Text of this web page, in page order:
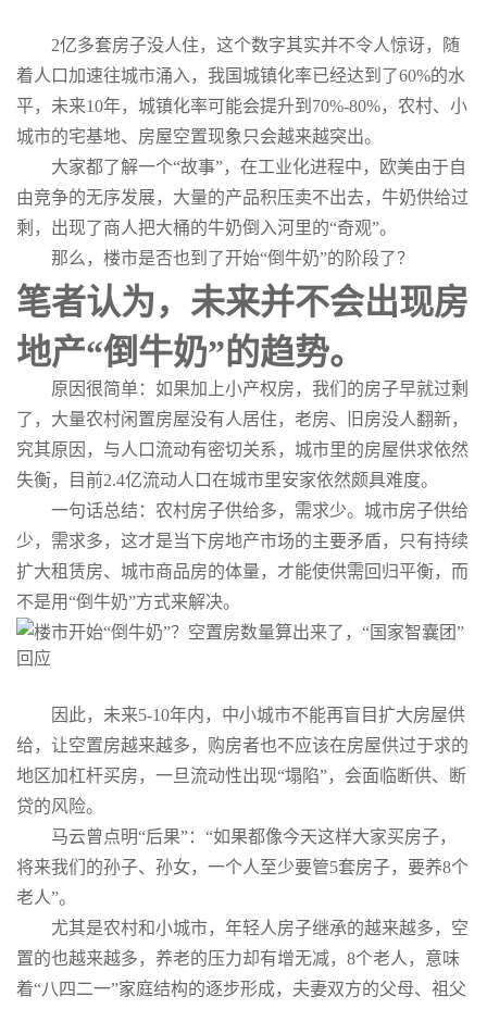
2亿多套房子没人住，这个数字其实并不令人惊讶，随
着人口加速往城市涌入，我国城镇化率已经达到了60%的水
平，未来10年，城镇化率可能会提升到70%-80%，农村、小
城市的宅基地、房屋空置现象只会越来越突出。
大家都了解一个“故事”，在工业化进程中，欧美由于自
由竞争的无序发展，大量的产品积压卖不出去，牛奶供给过
剩，出现了商人把大桶的牛奶倒入河里的“奇观”。
那么，楼市是否也到了开始“倒牛奶”的阶段了？
笔者认为，未来并不会出现房
地产“倒牛奶”的趋势。
原因很简单：如果加上小产权房，我们的房子早就过剩
了，大量农村闲置房屋没有人居住，老房、旧房没人翻新，
究其原因，与人口流动有密切关系，城市里的房屋供求依然
失衡，目前2.4亿流动人口在城市里安家依然颇具难度。
一句话总结：农村房子供给多，需求少。城市房子供给
少，需求多，这才是当下房地产市场的主要矛盾，只有持续
扩大租赁房、城市商品房的体量，才能使供需回归平衡，而
不是用“倒牛奶”方式来解决。
因此，未来5-10年内，中小城市不能再盲目扩大房屋供
给，让空置房越来越多，购房者也不应该在房屋供过于求的
地区加杠杆买房，一旦流动性出现“塌陷”，会面临断供、断
贷的风险。
马云曾点明“后果”：“如果都像今天这样大家买房子，
将来我们的孙子、孙女，一个人至少要管5套房子，要养8个
老人”。
尤其是农村和小城市，年轻人房子继承的越来越多，空
置的也越来越多，养老的压力却有增无减，8个老人，意味
着“八四二一”家庭结构的逐步形成，夫妻双方的父母、祖父